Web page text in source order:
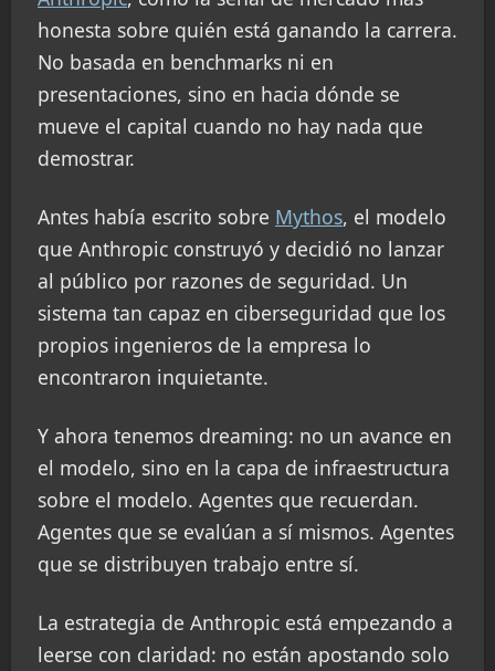
honesta sobre quién está ganando la carrera.
No basada en benchmarks ni en
presentaciones, sino en hacia dónde se
mueve el capital cuando no hay nada que
demostrar.
Antes había escrito sobre Mythos, el modelo
que Anthropic construyó y decidió no lanzar
al público por razones de seguridad. Un
sistema tan capaz en ciberseguridad que los
propios ingenieros de la empresa lo
encontraron inquietante.
Y ahora tenemos dreaming: no un avance en
el modelo, sino en la capa de infraestructura
sobre el modelo. Agentes que recuerdan.
Agentes que se evalúan a sí mismos. Agentes
que se distribuyen trabajo entre sí.
La estrategia de Anthropic está empezando a
leerse con claridad: no están apostando solo